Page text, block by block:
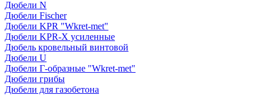
Дюбели N
Дюбели Fischer
Дюбели KPR "Wkret-met"
Дюбели KPR-Х усиленные
Дюбель кровельный винтовой
Дюбели U
Дюбели Г-образные "Wkret-met"
Дюбели грибы
Дюбели для газобетона